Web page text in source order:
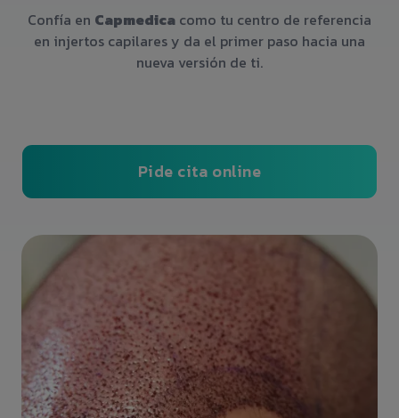
Confía en Capmedica como tu centro de referencia
en injertos capilares y da el primer paso hacia una
nueva versión de ti.
Pide cita online